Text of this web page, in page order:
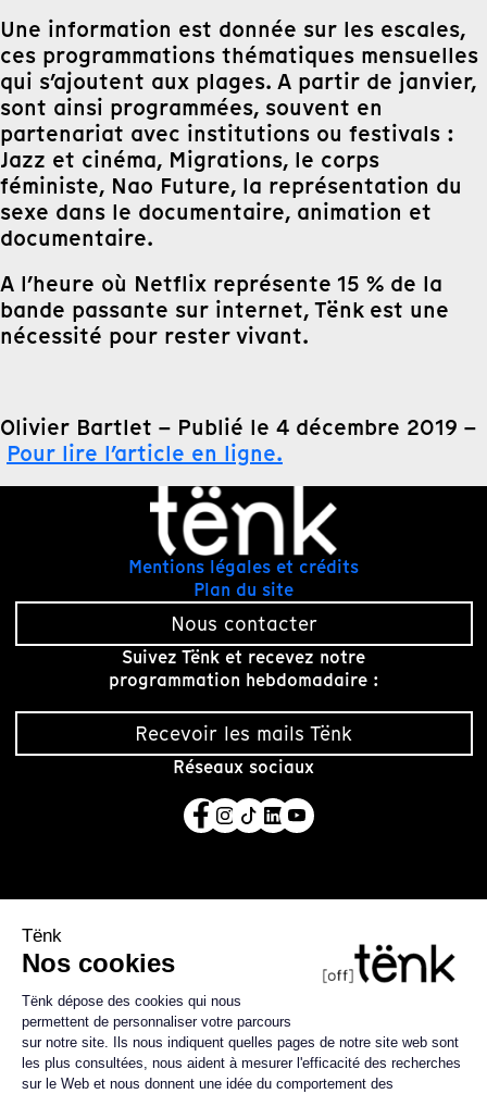
Une information est donnée sur les escales,
ces programmations thématiques mensuelles
qui s’ajoutent aux plages. A partir de janvier,
sont ainsi programmées, souvent en
partenariat avec institutions ou festivals :
Jazz et cinéma, Migrations, le corps
féministe, Nao Future, la représentation du
sexe dans le documentaire, animation et
documentaire.
A l’heure où Netflix représente 15 % de la
bande passante sur internet, Tënk est une
nécessité pour rester vivant.
Olivier Bartlet – Publié le 4 décembre 2019 –
Pour lire l’article en ligne.
Mentions légales et crédits
Plan du site
Nous contacter
Suivez Tënk et recevez notre
programmation hebdomadaire :
Recevoir les mails Tënk
Réseaux sociaux